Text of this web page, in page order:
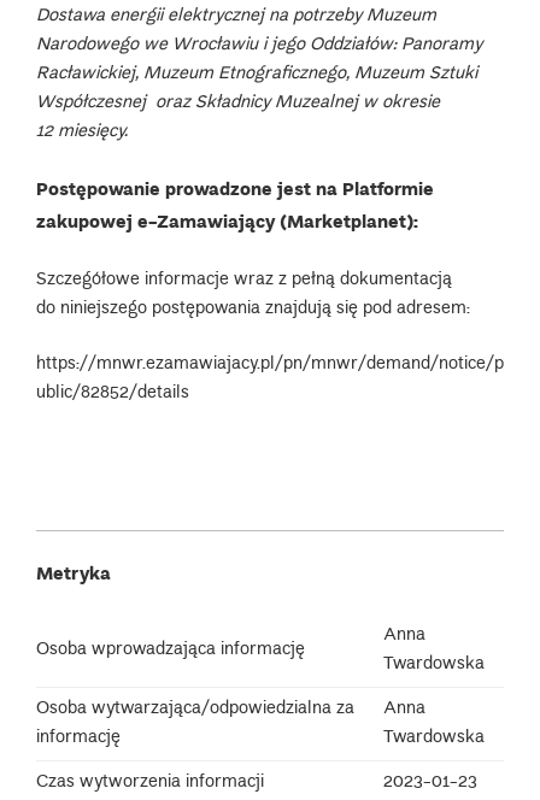
Dostawa energii elektrycznej na potrzeby Muzeum
Narodowego we Wrocławiu i jego Oddziałów: Panoramy
Racławickiej, Muzeum Etnograficznego, Muzeum Sztuki
Współczesnej oraz Składnicy Muzealnejw okresie
12 miesięcy.
Postępowanie prowadzone jest na Platformie
zakupowej e-Zamawiający (Marketplanet):
Szczegółowe informacje wraz z pełną dokumentacją
do niniejszego postępowania znajdują się pod adresem:
https://mnwr.ezamawiajacy.pl/pn/mnwr/demand/notice/p
ublic/82852/details
Metryka
Osoba wprowadzająca informację
Anna
Twardowska
Osoba wytwarzająca/odpowiedzialna za
informację
Anna
Twardowska
Czas wytworzenia informacji
2023-01-23